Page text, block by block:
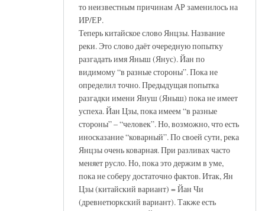
то неизвестным причинам АР заменилось на
ИР/ЕР.
Теперь китайское слово Янцзы. Название
реки. Это слово даёт очередную попытку
разгадать имя Яныш (Янус). Йан по
видимому “в разные стороны”. Пока не
определил точно. Предыдущая попытка
разгадки имени Януш (Яныш) пока не имеет
успеха. Йан Цзы, пока имеем “в разные
стороны” – “человек”. Но, возможно, что есть
иносказание “коварный”. По своей сути, река
Янцзы очень коварная. При разливах часто
меняет русло. Но, пока это держим в уме,
пока не соберу достаточно фактов. Итак, Ян
Цзы (китайский вариант) = Йан Чи
(древнетюркский вариант). Также есть